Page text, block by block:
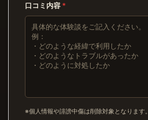
口コミ内容 *
※個人情報や誹謗中傷は削除対象となります。